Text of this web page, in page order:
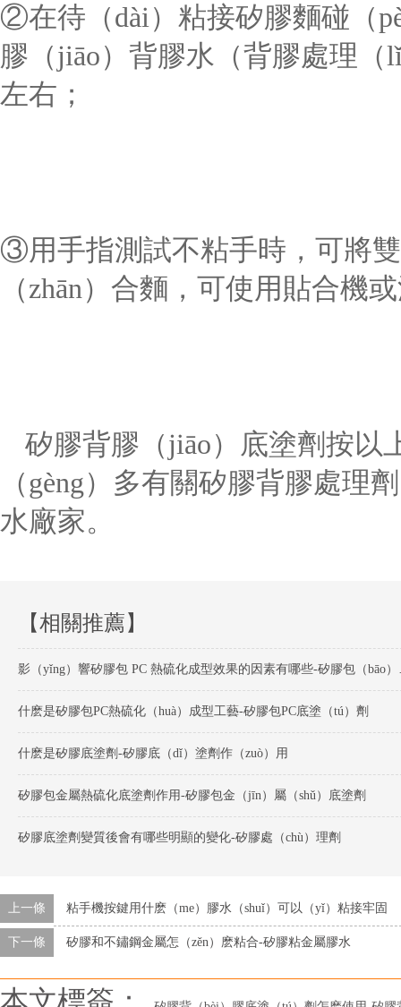
②在待（dài）粘接矽膠麵碰（
膠（jiāo）背膠水（背膠處理
左右；
③用手指測試不粘手時，可將
（zhān）合麵，可使用貼合機
矽膠背膠（jiāo）底塗劑按以
（gèng）多有關矽膠背膠處理
水廠家。
【相關推薦】
影（yǐng
什麽是矽膠包PC熱硫化（huà）成型工藝-矽膠包PC底塗（tú）劑
什麽是矽膠底塗劑-矽膠底（dǐ）塗劑作（zuò）用
矽膠包金屬熱硫化底塗劑作用-矽膠包金（jīn）屬（shǔ）底塗劑
矽膠底塗劑變質後會有哪些明顯的變化-矽膠處（chù）理劑
上一條 粘手機按鍵用什麽（me）膠水（shuǐ）可以（yǐ）粘接牢固
下一條 矽膠和不鏽鋼金屬怎（zěn）麽粘合-矽膠粘金屬膠水